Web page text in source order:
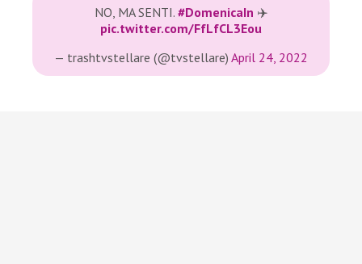
NO, MA SENTI. #DomenicaIn ✈️
pic.twitter.com/FfLfCL3Eou
— trashtvstellare (@tvstellare) April 24, 2022